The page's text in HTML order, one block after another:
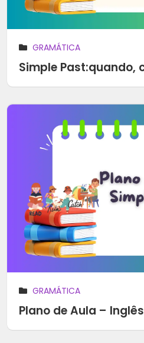
GRAMÁTICA
Simple Past:quando,
GRAMÁTICA
Plano de Aula –